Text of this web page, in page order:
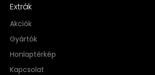
Extrák
Akciók
Gyártók
Honlaptérkép
Kapcsolat